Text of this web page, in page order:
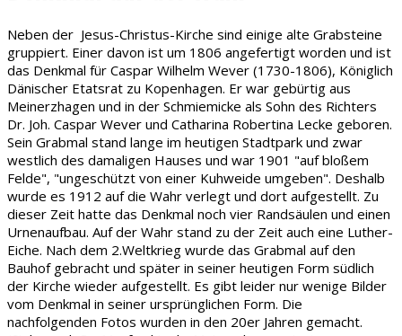
Neben der Jesus-Christus-Kirche sind einige alte Grabsteine
gruppiert. Einer davon ist um 1806 angefertigt worden und ist
das Denkmal für Caspar Wilhelm Wever (1730-1806), Königlich
Dänischer Etatsrat zu Kopenhagen. Er war gebürtig aus
Meinerzhagen und in der Schmiemicke als Sohn des Richters
Dr. Joh. Caspar Wever und Catharina Robertina Lecke geboren.
Sein Grabmal stand lange im heutigen Stadtpark und zwar
westlich des damaligen Hauses und war 1901 "auf bloßem
Felde", "ungeschützt von einer Kuhweide umgeben". Deshalb
wurde es 1912 auf die Wahr verlegt und dort aufgestellt. Zu
dieser Zeit hatte das Denkmal noch vier Randsäulen und einen
Urnenaufbau. Auf der Wahr stand zu der Zeit auch eine Luther-
Eiche. Nach dem 2.Weltkrieg wurde das Grabmal auf den
Bauhof gebracht und später in seiner heutigen Form südlich
der Kirche wieder aufgestellt. Es gibt leider nur wenige Bilder
vom Denkmal in seiner ursprünglichen Form. Die
nachfolgenden Fotos wurden in den 20er Jahren gemacht.